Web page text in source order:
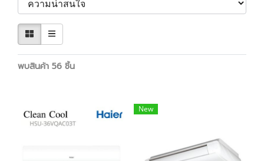
พบสินค้า 56 ชิ้น
New